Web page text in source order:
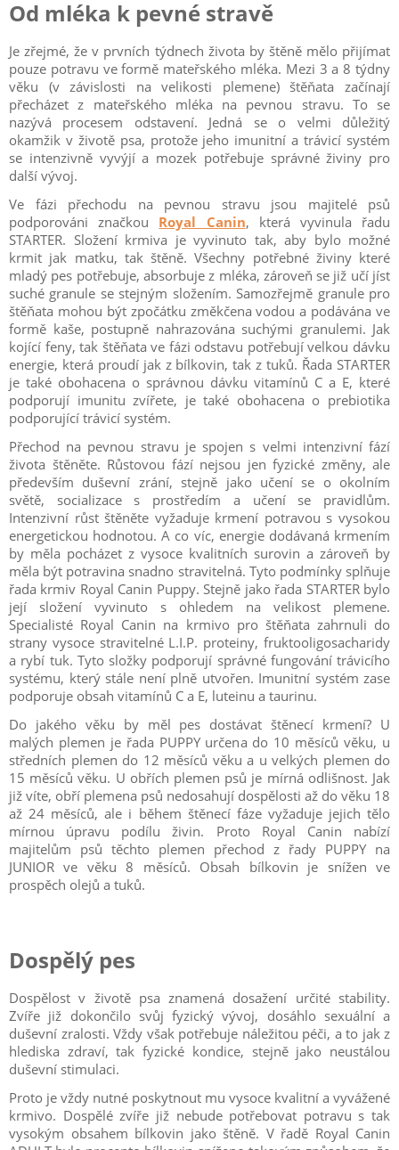
Od mléka k pevné stravě
Je zřejmé, že v prvních týdnech života by štěně mělo přijímat
pouze potravu ve formě mateřského mléka. Mezi 3 a 8 týdny
věku (v závislosti na velikosti plemene) štěňata začínají
přecházet z mateřského mléka na pevnou stravu. To se
nazývá procesem odstavení. Jedná se o velmi důležitý
okamžik v životě psa, protože jeho imunitní a trávicí systém
se intenzivně vyvýjí a mozek potřebuje správné živiny pro
další vývoj.
Ve fázi přechodu na pevnou stravu jsou majitelé psů
podporováni značkou Royal Canin, která vyvinula řadu
STARTER. Složení krmiva je vyvinuto tak, aby bylo možné
krmit jak matku, tak štěně. Všechny potřebné živiny které
mladý pes potřebuje, absorbuje z mléka, zároveň se již učí jíst
suché granule se stejným složením. Samozřejmě granule pro
štěňata mohou být zpočátku změkčena vodou a podávána ve
formě kaše, postupně nahrazována suchými granulemi. Jak
kojící feny, tak štěňata ve fázi odstavu potřebují velkou dávku
energie, která proudí jak z bílkovin, tak z tuků. Řada STARTER
je také obohacena o správnou dávku vitamínů C a E, které
podporují imunitu zvířete, je také obohacena o prebiotika
podporující trávicí systém.
Přechod na pevnou stravu je spojen s velmi intenzivní fází
života štěněte. Růstovou fází nejsou jen fyzické změny, ale
především duševní zrání, stejně jako učení se o okolním
světě, socializace s prostředím a učení se pravidlům.
Intenzivní růst štěněte vyžaduje krmení potravou s vysokou
energetickou hodnotou. A co víc, energie dodávaná krmením
by měla pocházet z vysoce kvalitních surovin a zároveň by
měla být potravina snadno stravitelná. Tyto podmínky splňuje
řada krmiv Royal Canin Puppy. Stejně jako řada STARTER bylo
její složení vyvinuto s ohledem na velikost plemene.
Specialisté Royal Canin na krmivo pro štěňata zahrnuli do
strany vysoce stravitelné L.I.P. proteiny, fruktooligosacharidy
a rybí tuk. Tyto složky podporují správné fungování trávicího
systému, který stále není plně utvořen. Imunitní systém zase
podporuje obsah vitamínů C a E, luteinu a taurinu.
Do jakého věku by měl pes dostávat štěnecí krmení? U
malých plemen je řada PUPPY určena do 10 měsíců věku, u
středních plemen do 12 měsíců věku a u velkých plemen do
15 měsíců věku. U obřích plemen psů je mírná odlišnost. Jak
již víte, obří plemena psů nedosahují dospělosti až do věku 18
až 24 měsíců, ale i během štěnecí fáze vyžaduje jejich tělo
mírnou úpravu podílu živin. Proto Royal Canin nabízí
majitelům psů těchto plemen přechod z řady PUPPY na
JUNIOR ve věku 8 měsíců. Obsah bílkovin je snížen ve
prospěch olejů a tuků.
Dospělý pes
Dospělost v životě psa znamená dosažení určité stability.
Zvíře již dokončilo svůj fyzický vývoj, dosáhlo sexuální a
duševní zralosti. Vždy však potřebuje náležitou péči, a to jak z
hlediska zdraví, tak fyzické kondice, stejně jako neustálou
duševní stimulaci.
Proto je vždy nutné poskytnout mu vysoce kvalitní a vyvážené
krmivo. Dospělé zvíře již nebude potřebovat potravu s tak
vysokým obsahem bílkovin jako štěně. V řadě Royal Canin